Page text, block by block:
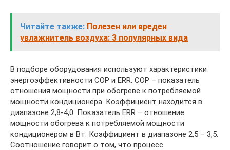
Читайте также: Полезен или вреден
увлажнитель воздуха: 3 популярных вида
В подборе оборудования используют характеристики
энергоэффективности COP и ERR. COP – показатель
отношения мощности при обогреве к потребляемой
мощности кондиционера. Коэффициент находится в
диапазоне 2,8-4,0. Показатель ERR – отношение
мощности обогрева к потребляемой мощности
кондиционером в Вт. Коэффициент в диапазоне 2,5 – 3,5.
Соотношение говорит о том, что процесс